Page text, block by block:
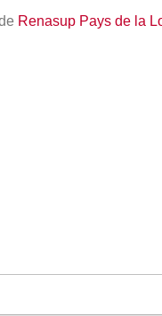
Renasup Pays de la